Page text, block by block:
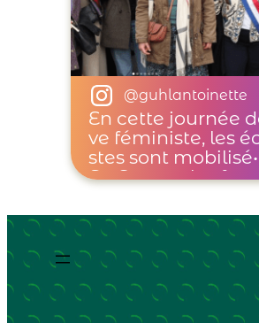
@guhlantoinette
En cette journée
ve féministe, les
stes sont
En France, les
availleurs·euses
s soit 5 millions de
onnes, les
ontinueront de
ontre les
s sociales et pour